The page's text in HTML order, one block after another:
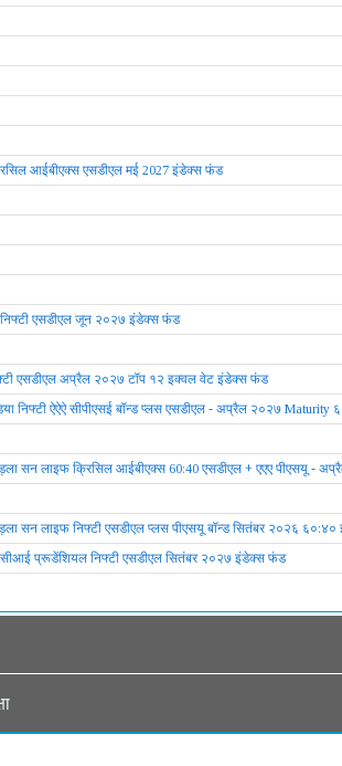
आईबीएक्स एसडीएल मई 2027 इंडेक्स फंड
निफ्टी एसडीएल जून २०२७ इंडेक्स फंड
एसडीएल अप्रैल २०२७ टॉप १२ इक्वल वेट इंडेक्स फंड
निफ्टी ऐऐऐ सीपीएसई बॉन्ड प्लस एसडीएल - अप्रैल २०२७
सन लाइफ क्रिसिल आईबीएक्स 60:40 एसडीएल + एएए पीएसयू -
सन लाइफ निफ्टी एसडीएल प्लस पीएसयू बॉन्ड सितंबर २०२६
प्रूडेंशियल निफ्टी एसडीएल सितंबर २०२७ इंडेक्स फंड